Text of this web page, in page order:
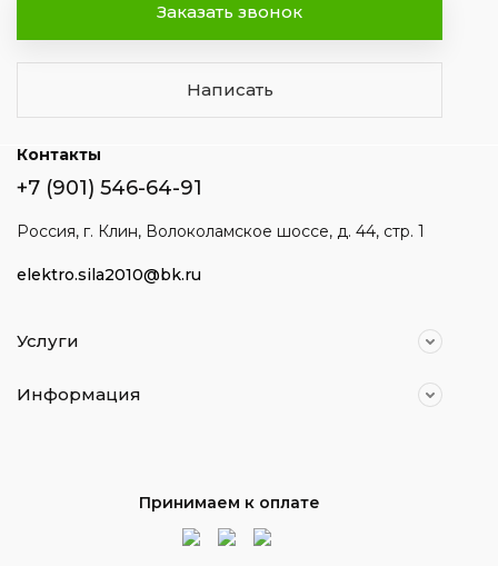
Заказать звонок
Написать
Контакты
+7 (901) 546-64-91
Россия, г. Клин, Волоколамское шоссе, д. 44, стр. 1
elektro.sila2010@bk.ru
Услуги
Информация
Принимаем к оплате